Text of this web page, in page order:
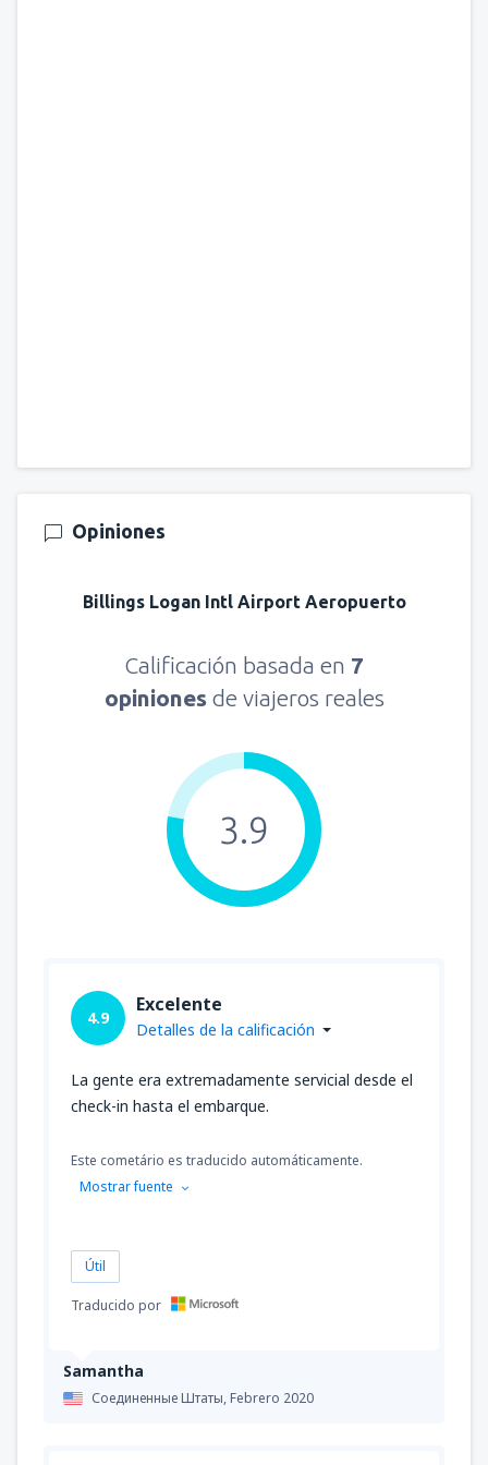
Opiniones
Billings Logan Intl Airport Aeropuerto
Calificación basada en 7
opiniones de viajeros reales
3.9
Samantha
Соединенные Штаты,Febrero 2020
4.9
Excelente
Detalles de la calificación
La gente era extremadamente servicial desde el
check-in hasta el embarque.
Este cometário es traducido automáticamente.
Mostrar fuente
Útil
Traducido por